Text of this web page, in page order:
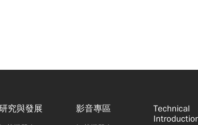
究與發展 影音專區
Technical